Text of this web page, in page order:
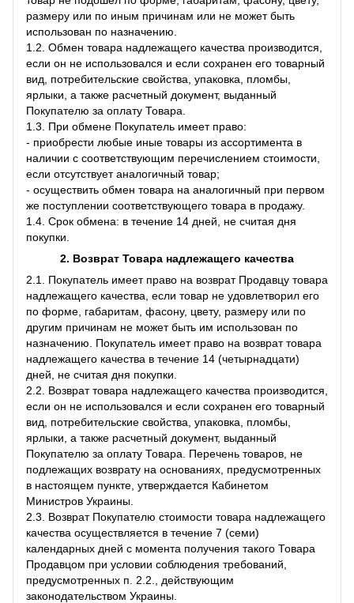
размеру или по иным причинам или не может быть
использован по назначению.
1.2. Обмен товара надлежащего качества производится,
если он не использовался и если сохранен его товарный
вид, потребительские свойства, упаковка, пломбы,
ярлыки, а также расчетный документ, выданный
Покупателю за оплату Товара.
1.3. При обмене Покупатель имеет право:
- приобрести любые иные товары из ассортимента в
наличии с соответствующим перечислением стоимости,
если отсутствует аналогичный товар;
- осуществить обмен товара на аналогичный при первом
же поступлении соответствующего товара в продажу.
1.4. Срок обмена: в течение 14 дней, не считая дня
покупки.
2. Возврат Товара надлежащего качества
2.1. Покупатель имеет право на возврат Продавцу товара
надлежащего качества, если товар не удовлетворил его
по форме, габаритам, фасону, цвету, размеру или по
другим причинам не может быть им использован по
назначению. Покупатель имеет право на возврат товара
надлежащего качества в течение 14 (четырнадцати)
дней, не считая дня покупки.
2.2. Возврат товара надлежащего качества производится,
если он не использовался и если сохранен его товарный
вид, потребительские свойства, упаковка, пломбы,
ярлыки, а также расчетный документ, выданный
Покупателю за оплату Товара. Перечень товаров, не
подлежащих возврату на основаниях, предусмотренных
в настоящем пункте, утверждается Кабинетом
Министров Украины.
2.3. Возврат Покупателю стоимости товара надлежащего
качества осуществляется в течение 7 (семи)
календарных дней с момента получения такого Товара
Продавцом при условии соблюдения требований,
предусмотренных п. 2.2., действующим
законодательством Украины.